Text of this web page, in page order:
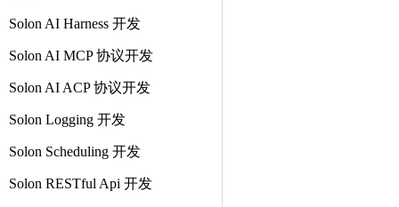
Solon AI Harness 开发
Solon AI MCP 协议开发
Solon AI ACP 协议开发
Solon Logging 开发
Solon Scheduling 开发
Solon RESTful Api 开发